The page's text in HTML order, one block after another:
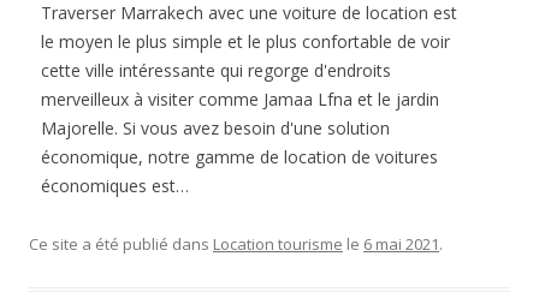
Traverser Marrakech avec une voiture de location est
le moyen le plus simple et le plus confortable de voir
cette ville intéressante qui regorge d'endroits
merveilleux à visiter comme Jamaa Lfna et le jardin
Majorelle. Si vous avez besoin d'une solution
économique, notre gamme de location de voitures
économiques est…
Ce site a été publié dans Location tourisme le 6 mai 2021.